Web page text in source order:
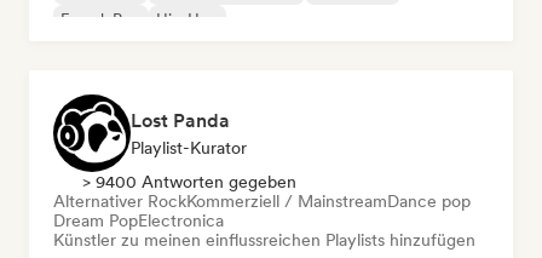
French Pop
Hip-Hop
Lost Panda
Playlist-Kurator
> 9400 Antworten gegeben
Alternativer RockKommerziell / MainstreamDance pop
Dream PopElectronica
Künstler zu meinen einflussreichen Playlists hinzufügen